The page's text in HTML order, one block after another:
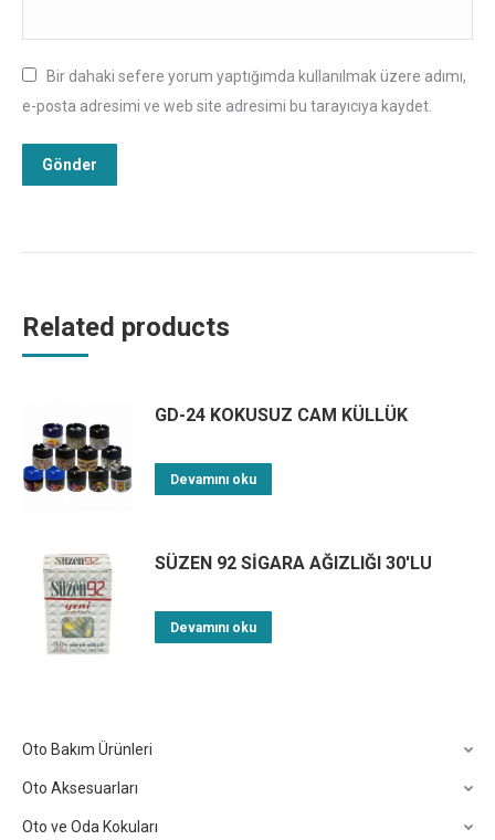
Bir dahaki sefere yorum yaptığımda kullanılmak üzere adımı,
e-posta adresimi ve web site adresimi bu tarayıcıya kaydet.
Related products
GD-24 KOKUSUZ CAM KÜLLÜK
Devamını oku
SÜZEN 92 SİGARA AĞIZLIĞI 30'LU
Devamını oku
Oto Bakım Ürünleri
Oto Aksesuarları
Oto ve Oda Kokuları